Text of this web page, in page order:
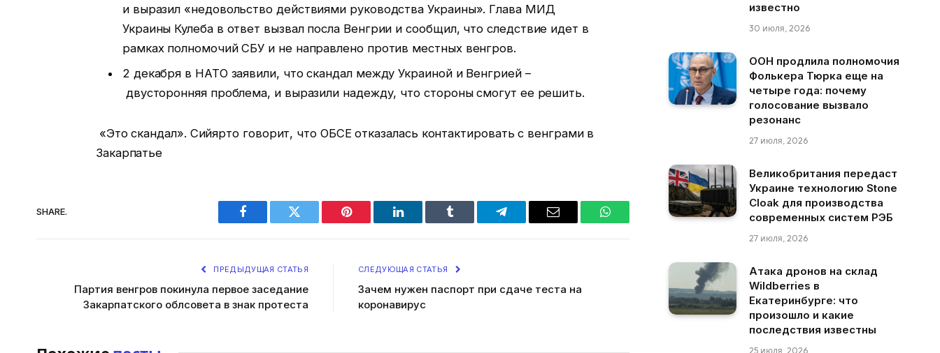
и выразил «недовольство действиями руководства Украины». Глава МИД
Украины Кулеба в ответ вызвал посла Венгрии и сообщил, что следствие идет в
рамках полномочий СБУ и не направлено против местных венгров.
2 декабря в НАТО заявили, что скандал между Украиной и Венгрией –
двусторонняя проблема, и выразили надежду, что стороны смогут ее решить.
«Это скандал». Сийярто говорит, что ОБСЕ отказалась контактировать с венграми в
Закарпатье
SHARE.
Facebook Twitter Pinterest LinkedIn Tumblr Telegram Email WhatsApp
ПРЕДЫДУЩАЯ СТАТЬЯ
Партия венгров покинула первое заседание
Закарпатского облсовета в знак протеста
СЛЕДУЮЩАЯ СТАТЬЯ
Зачем нужен паспорт при сдаче теста на
коронавирус
известно
30 июля, 2026
ООН продлила полномочия
Фолькера Тюрка еще на
четыре года: почему
голосование вызвало
резонанс
27 июля, 2026
Великобритания передаст
Украине технологию Stone
Cloak для производства
современных систем РЭБ
27 июля, 2026
Атака дронов на склад
Wildberries в
Екатеринбурге: что
произошло и какие
последствия известны
25 июля, 2026